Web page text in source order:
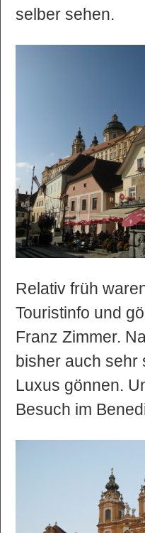
selber sehen.
Relativ früh
Touristinfo und
Franz Zimmer.
bisher auch sehr
Luxus gönnen.
Besuch im